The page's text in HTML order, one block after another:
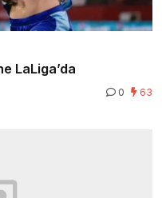
LaLiga’da
0 63